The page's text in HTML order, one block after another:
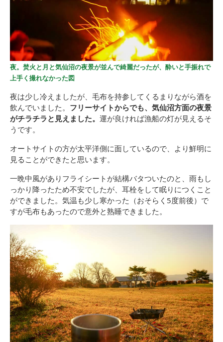
夜。焚火と月と気仙沼の夜景が並んで綺麗だったが、酔いと手振れで
上手く撮れなかった図
夜は少し冷えましたが、毛布を持参してくるまりながら酒を
飲んでいました。 フリーサイトからでも、気仙沼方面の夜景
がチラチラと見えました。 運が良ければ漁船の灯が見えるそ
うです。
オートサイトの方が太平洋側に面しているので、より鮮明に
見ることができたと思います。
一晩中風がありフライシートが結構バタついたのと、雨もし
っかり降ったため不安でしたが、耳栓をして眠りにつくこと
ができました。気温も少し寒かった（おそらく5度前後）で
すが毛布もあったので意外と熟睡できました。